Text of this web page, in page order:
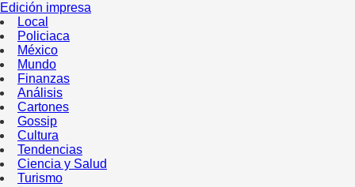
Edición impresa
Local
Policiaca
México
Mundo
Finanzas
Análisis
Cartones
Gossip
Cultura
Tendencias
Ciencia y Salud
Turismo